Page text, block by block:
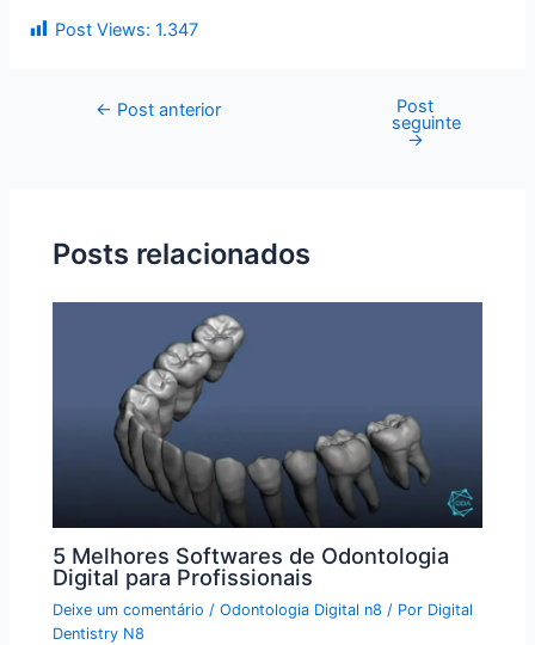
Post Views: 1.347
← Post anterior Post
seguinte
→
Posts relacionados
5 Melhores Softwares de Odontologia
Digital para Profissionais
Deixe um comentário /Odontologia Digital n8 / Por Digital
Dentistry N8